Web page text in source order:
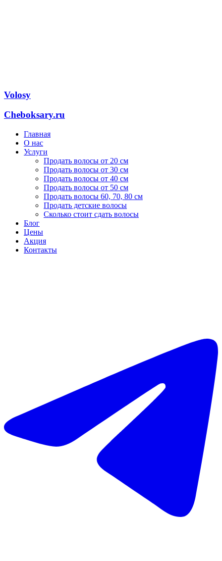
Volosy
Cheboksary.ru
Главная
О нас
Услуги
Продать волосы от 20 см
Продать волосы от 30 см
Продать волосы от 40 см
Продать волосы от 50 см
Продать волосы 60, 70, 80 см
Продать детские волосы
Сколько стоит сдать волосы
Блог
Цены
Акция
Контакты